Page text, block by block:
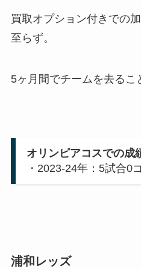
買取オプション付きでの
至らず。
5ヶ月間でチームを去るこ
オリンピアコスでの成
・2023-24年：5試合0
浦和レッズ